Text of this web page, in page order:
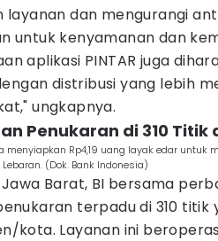
layanan dan mengurangi
untuk kenyamanan dan
aplikasi PINTAR juga
distribusi yang lebih
ungkapnya.
Penukaran di 310
menyiapkan Rp4,19 uang layak edar
(Dok. Bank Indonesia)
Jawa Barat, BI bersama
terpadu di 310 titik
kota. Layanan ini